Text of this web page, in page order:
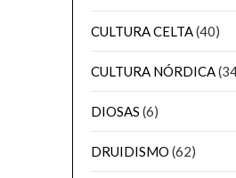
CULTURA CELTA(40)
CULTURA NÓRDICA
DIOSAS (6)
DRUIDISMO (62)